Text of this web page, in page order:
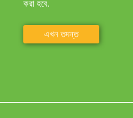
করা হবে.
এখন তদন্ত